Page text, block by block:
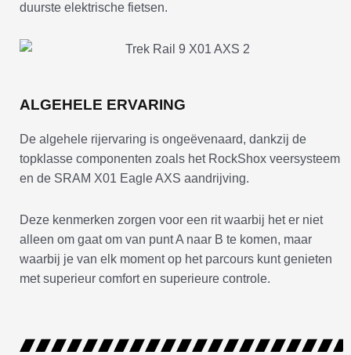
duurste elektrische fietsen.
ALGEHELE ERVARING
De algehele rijervaring is ongeëvenaard, dankzij de
topklasse componenten zoals het RockShox veersysteem
en de SRAM X01 Eagle AXS aandrijving.
Deze kenmerken zorgen voor een rit waarbij het er niet
alleen om gaat om van punt A naar B te komen, maar
waarbij je van elk moment op het parcours kunt genieten
met superieur comfort en superieure controle.